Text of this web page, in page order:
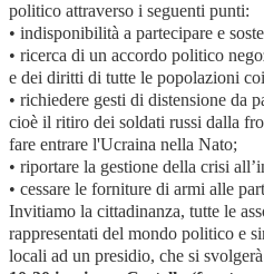
politico attraverso i seguenti punti:
• indisponibilità a partecipare e
• ricerca di un accordo politico
e dei diritti di tutte le popolazioni
• richiedere gesti di distensione da
cioè il ritiro dei soldati russi dalla
fare entrare l'Ucraina nella Nato;
• riportare la gestione della crisi
• cessare le forniture di armi alle
Invitiamo la cittadinanza, tutte le
rappresentati del mondo politico e
locali ad un presidio, che si svolgerà